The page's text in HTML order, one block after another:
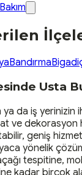
Bandırma
Usta
ya da iş
ve dekorasyon
geniş
yönelik
tespitine,
kadar birçok